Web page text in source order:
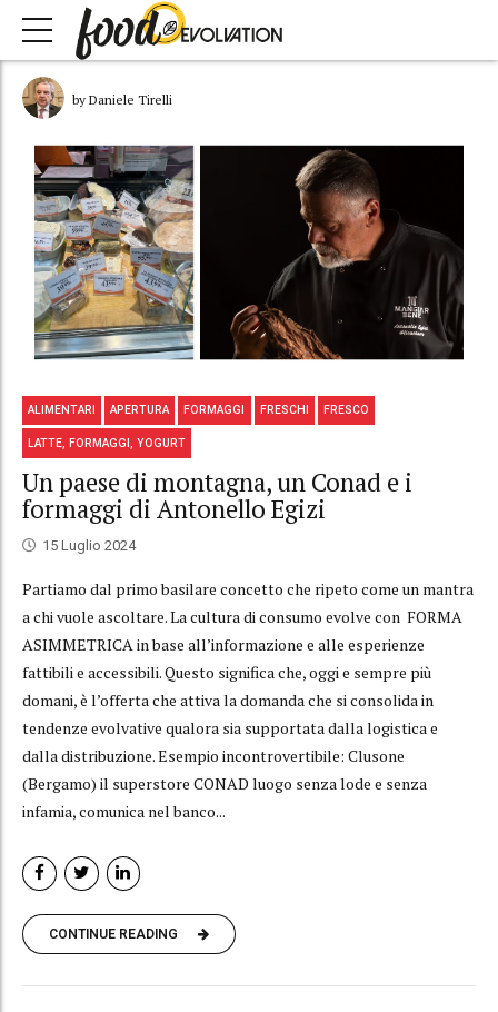
by Daniele Tirelli
ALIMENTARI APERTURA FORMAGGI FRESCHI FRESCO
LATTE, FORMAGGI, YOGURT
Un paese di montagna, un Conad e i
formaggi di Antonello Egizi
15 Luglio 2024
Partiamo dal primo basilare concetto che ripeto come un mantra
a chi vuole ascoltare. La cultura di consumo evolve con FORMA
ASIMMETRICA in base all’informazione e alle esperienze
fattibili e accessibili. Questo significa che, oggi e sempre più
domani, è l’offerta che attiva la domanda che si consolida in
tendenze evolvative qualora sia supportata dalla logistica e
dalla distribuzione. Esempio incontrovertibile: Clusone
(Bergamo) il superstore CONAD luogo senza lode e senza
infamia, comunica nel banco...
CONTINUE READING